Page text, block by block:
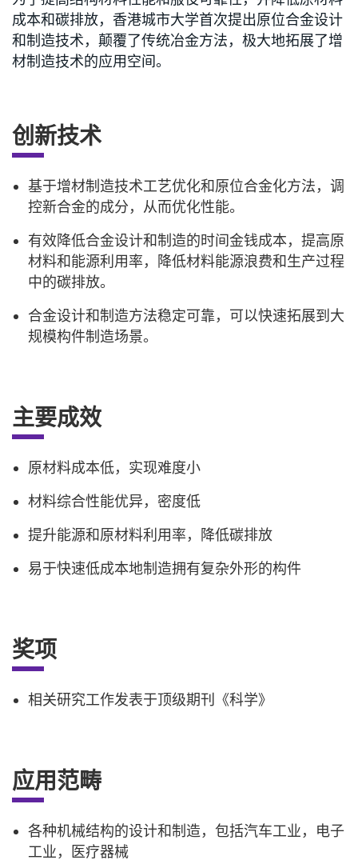
成本和碳排放，香港城市大学首次提出原位合金设计
和制造技术，颠覆了传统冶金方法，极大地拓展了增
材制造技术的应用空间。
创新技术
基于增材制造技术工艺优化和原位合金化方法，调
控新合金的成分，从而优化性能。
有效降低合金设计和制造的时间金钱成本，提高原
材料和能源利用率，降低材料能源浪费和生产过程
中的碳排放。
合金设计和制造方法稳定可靠，可以快速拓展到大
规模构件制造场景。
主要成效
原材料成本低，实现难度小
材料综合性能优异，密度低
提升能源和原材料利用率，降低碳排放
易于快速低成本地制造拥有复杂外形的构件
奖项
相关研究工作发表于顶级期刊《科学》
应用范畴
各种机械结构的设计和制造，包括汽车工业，电子
工业，医疗器械